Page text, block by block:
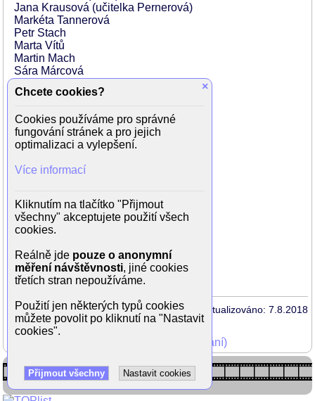
Jana Krausová (učitelka Pernerová)
Markéta Tannerová
Petr Stach
Marta Vítů
Martin Mach
Sára Márcová
Petr Šmíd
Richard Müller
Juliana Silvie Slivoňová
Jan Vaši
Markéta Hausnerová
Stella Ševčíková
Brigita Cmuntová
Martin Janouš
Monika Šmídová
Anna Kratochvílová
Fleck, Perth, Snella, Nora (pes Oto)
Aktualizováno: 7.8.2018
Mohli jste vidět v TV (zobrazit starší vysílání)
×
Chcete cookies?
Cookies používáme pro správné
fungování stránek a pro jejich
optimalizaci a vylepšení.
Více informací
Kliknutím na tlačítko "Přijmout
všechny" akceptujete použití všech
cookies.
Reálně jde pouze o anonymní
měření návštěvnosti, jiné cookies
třetích stran nepoužíváme.
Použití jen některých typů cookies
můžete povolit po kliknutí na "Nastavit
cookies".
Přijmout všechny Nastavit cookies